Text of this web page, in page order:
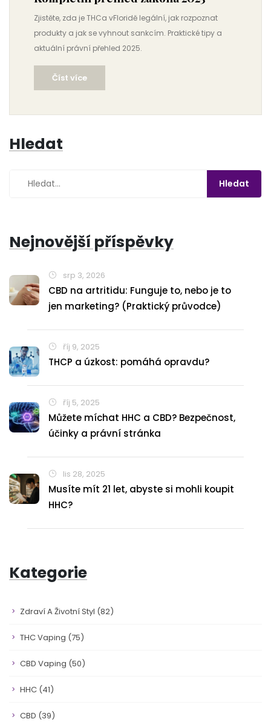
Zjistěte, zda je THCa vFloridě legální, jak rozpoznat
produkty a jak se vyhnout sankcím. Praktické tipy a
aktuální právní přehled 2025.
Číst více
Hledat
Nejnovější příspěvky
srp 3, 2026
CBD na artritidu: Funguje to, nebo je to
jen marketing? (Praktický průvodce)
říj 9, 2025
THCP a úzkost: pomáhá opravdu?
říj 5, 2025
Můžete míchat HHC a CBD? Bezpečnost,
účinky a právní stránka
lis 28, 2025
Musíte mít 21 let, abyste si mohli koupit
HHC?
Kategorie
Zdraví A Životní Styl (82)
THC Vaping (75)
CBD Vaping (50)
HHC (41)
CBD (39)